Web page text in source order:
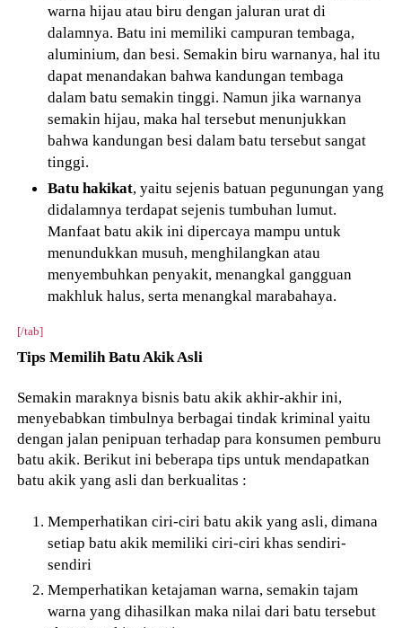
warna hijau atau biru dengan jaluran urat di
dalamnya. Batu ini memiliki campuran tembaga,
aluminium, dan besi. Semakin biru warnanya, hal itu
dapat menandakan bahwa kandungan tembaga
dalam batu semakin tinggi. Namun jika warnanya
semakin hijau, maka hal tersebut menunjukkan
bahwa kandungan besi dalam batu tersebut sangat
tinggi.
Batu hakikat, yaitu sejenis batuan pegunungan yang
didalamnya terdapat sejenis tumbuhan lumut.
Manfaat batu akik ini dipercaya mampu untuk
menundukkan musuh, menghilangkan atau
menyembuhkan penyakit, menangkal gangguan
makhluk halus, serta menangkal marabahaya.
[/tab]
Tips Memilih Batu Akik Asli
Semakin maraknya bisnis batu akik akhir-akhir ini,
menyebabkan timbulnya berbagai tindak kriminal yaitu
dengan jalan penipuan terhadap para konsumen pemburu
batu akik. Berikut ini beberapa tips untuk mendapatkan
batu akik yang asli dan berkualitas :
Memperhatikan ciri-ciri batu akik yang asli, dimana
setiap batu akik memiliki ciri-ciri khas sendiri-
sendiri
Memperhatikan ketajaman warna, semakin tajam
warna yang dihasilkan maka nilai dari batu tersebut